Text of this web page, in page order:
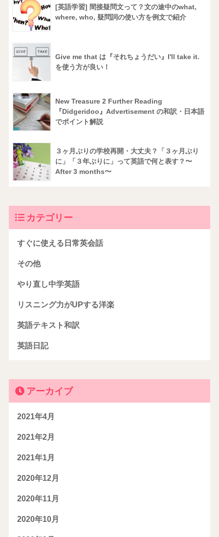
[英語学習] 間接疑問文って？文の途中のwhat,
where, who, 疑問詞の使い方を例文で紹介
Give me that は『それちょうだい』I'll take it.
を使う方が良い！
New Treasure 2 Further Reading
『Didgeridoo』Advertisement の和訳・日本語
でポイント解説
３ヶ月ぶりの学校再開・大丈夫？「３ヶ月ぶり
に」「３年ぶりに」って英語で何と表す？〜
After 3 months〜
カテゴリー
すぐに使える日常英会話
その他
やり直し中学英語
リスニング力がUPする洋楽
英語テキスト和訳
英語日記
アーカイブ
2021年4月
2021年2月
2021年1月
2020年12月
2020年11月
2020年10月